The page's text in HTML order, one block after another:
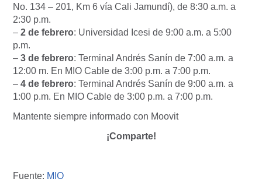
No. 134 – 201, Km 6 vía Cali Jamundí), de 8:30 a.m. a
2:30 p.m.
– 2 de febrero: Universidad Icesi de 9:00 a.m. a 5:00
p.m.
– 3 de febrero: Terminal Andrés Sanín de 7:00 a.m. a
12:00 m. En MIO Cable de 3:00 p.m. a 7:00 p.m.
– 4 de febrero: Terminal Andrés Sanín de 9:00 a.m. a
1:00 p.m. En MIO Cable de 3:00 p.m. a 7:00 p.m.
Mantente siempre informado con Moovit
¡Comparte!
Fuente: MIO